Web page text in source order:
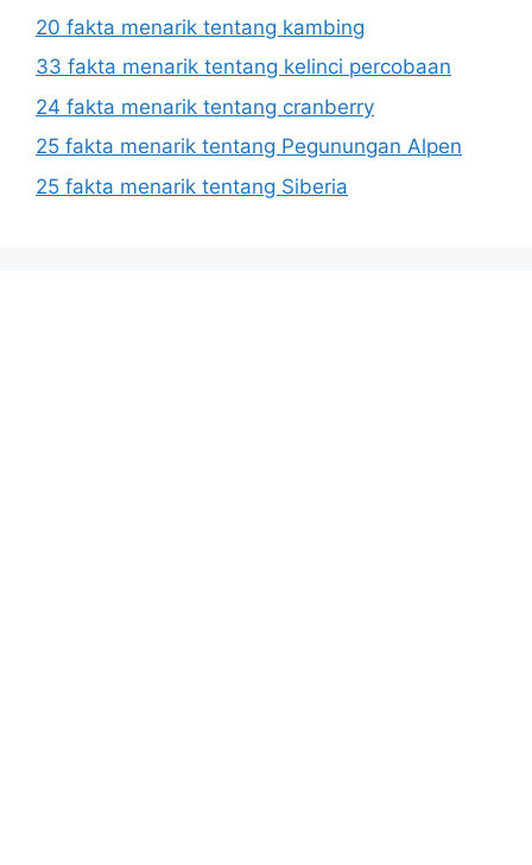
20 fakta menarik tentang kambing
33 fakta menarik tentang kelinci percobaan
24 fakta menarik tentang cranberry
25 fakta menarik tentang Pegunungan Alpen
25 fakta menarik tentang Siberia